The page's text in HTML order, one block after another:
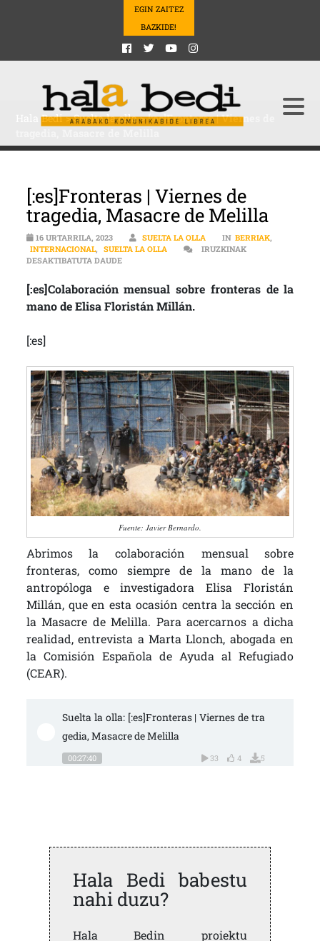
EGIN ZAITEZ
BAZKIDE!
Hala Bedi>Suelta la olla>[:es]Fronteras | Viernes de
[:es]Fronteras | Viernes de
tragedia, Masacre de Melilla
16 URTARRILA, 2023 SUELTA LA OLLA IN BERRIAK,
INTERNACIONAL, SUELTA LA OLLA
IRUZKINAK
DESAKTIBATUTA DAUDE[:ES]FRONTERAS | VIERNES DE TRAGEDIA,
[:es]Colaboración mensual sobre fronteras de la
mano de Elisa Floristán Millán.
[:es]
Fuente: Javier Bernardo.
Abrimos la colaboración mensual sobre
fronteras, como siempre de la mano de la
antropóloga e investigadora Elisa Floristán
Millán, que en esta ocasión centra la sección en
la Masacre de Melilla. Para acercarnos a dicha
realidad, entrevista a Marta Llonch, abogada en
la Comisión Española de Ayuda al Refugiado
(CEAR).
Suelta la olla: [:es]Fronteras | Viernes de tra
gedia, Masacre de Melilla
00:27:40 33 4 5
Hala Bedi babestu
nahi duzu?
Hala Bedin proiektu